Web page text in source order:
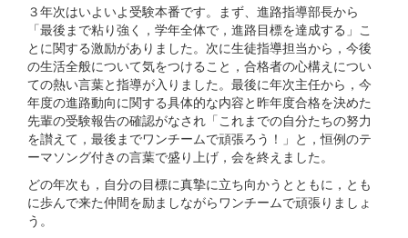
３年次はいよいよ受験本番です。まず、進路指導部長から
「最後まで粘り強く，学年全体で，進路目標を達成する」こ
とに関する激励がありました。次に生徒指導担当から，今後
の生活全般について気をつけること，合格者の心構えについ
ての熱い言葉と指導が入りました。最後に年次主任から，今
年度の進路動向に関する具体的な内容と昨年度合格を決めた
先輩の受験報告の確認がなされ「これまでの自分たちの努力
を讃えて，最後までワンチームで頑張ろう！」と，恒例のテ
ーマソング付きの言葉で盛り上げ，会を終えました。
どの年次も，自分の目標に真摯に立ち向かうとともに，とも
に歩んで来た仲間を励ましながらワンチームで頑張りましょ
う。